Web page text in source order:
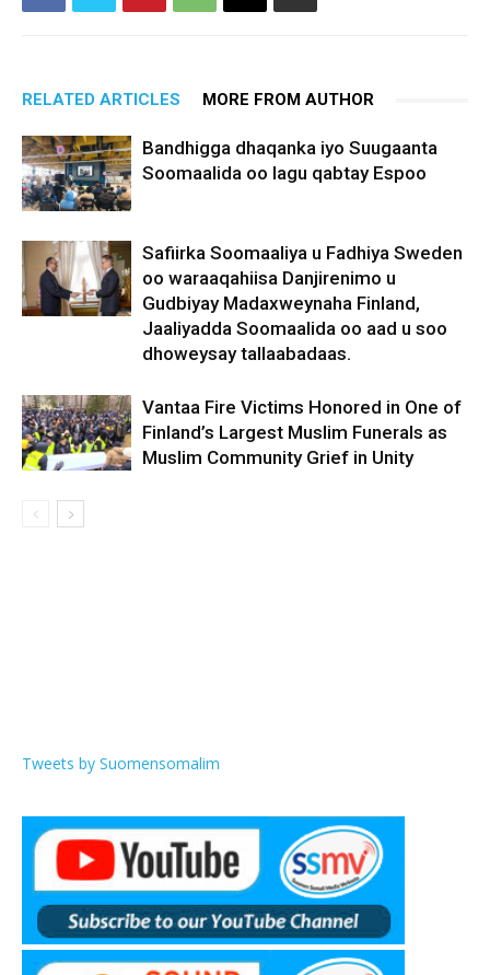
RELATED ARTICLES MORE FROM AUTHOR
Bandhigga dhaqanka iyo Suugaanta
Soomaalida oo lagu qabtay Espoo
Safiirka Soomaaliya u Fadhiya Sweden
oo waraaqahiisa Danjirenimo u
Gudbiyay Madaxweynaha Finland,
Jaaliyadda Soomaalida oo aad u soo
dhoweysay tallaabadaas.
Vantaa Fire Victims Honored in One of
Finland’s Largest Muslim Funerals as
Muslim Community Grief in Unity
Tweets by Suomensomalim